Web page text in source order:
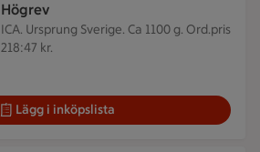
Högrev
ICA. Ursprung Sverige. Ca 1100 g. Ord.pris
218:47 kr.
Lägg i inköpslista